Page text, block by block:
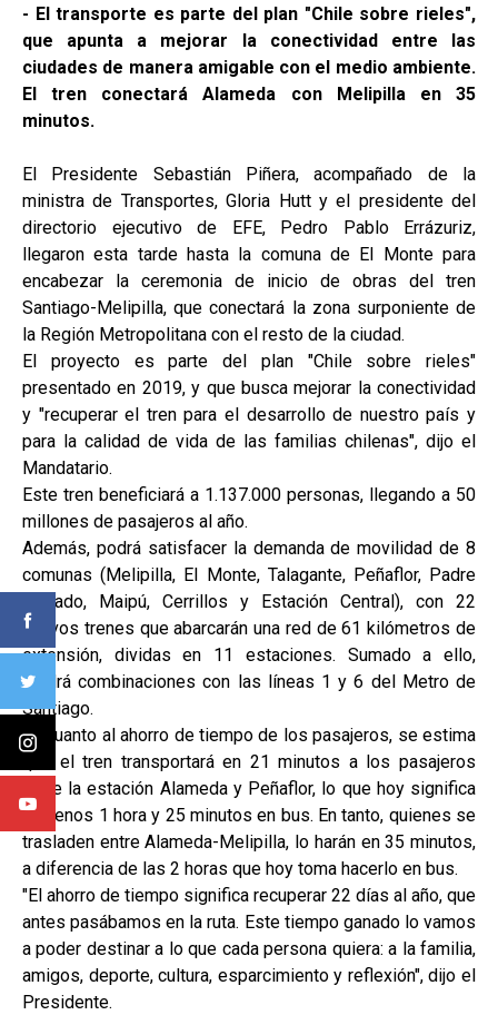
- El transporte es parte del plan "Chile sobre rieles",
que apunta a mejorar la conectividad entre las
ciudades de manera amigable con el medio ambiente.
El tren conectará Alameda con Melipilla en 35
minutos.
El Presidente Sebastián Piñera, acompañado de la
ministra de Transportes, Gloria Hutt y el presidente del
directorio ejecutivo de EFE, Pedro Pablo Errázuriz,
llegaron esta tarde hasta la comuna de El Monte para
encabezar la ceremonia de inicio de obras del tren
Santiago-Melipilla, que conectará la zona surponiente de
la Región Metropolitana con el resto de la ciudad.
El proyecto es parte del plan "Chile sobre rieles"
presentado en 2019, y que busca mejorar la conectividad
y "recuperar el tren para el desarrollo de nuestro país y
para la calidad de vida de las familias chilenas", dijo el
Mandatario.
Este tren beneficiará a 1.137.000 personas, llegando a 50
millones de pasajeros al año.
Además, podrá satisfacer la demanda de movilidad de 8
comunas (Melipilla, El Monte, Talagante, Peñaflor, Padre
Hurtado, Maipú, Cerrillos y Estación Central), con 22
nuevos trenes que abarcarán una red de 61 kilómetros de
extensión, dividas en 11 estaciones. Sumado a ello,
tendrá combinaciones con las líneas 1 y 6 del Metro de
Santiago.
En cuanto al ahorro de tiempo de los pasajeros, se estima
que el tren transportará en 21 minutos a los pasajeros
entre la estación Alameda y Peñaflor, lo que hoy significa
al menos 1 hora y 25 minutos en bus. En tanto, quienes se
trasladen entre Alameda-Melipilla, lo harán en 35 minutos,
a diferencia de las 2 horas que hoy toma hacerlo en bus.
"El ahorro de tiempo significa recuperar 22 días al año, que
antes pasábamos en la ruta. Este tiempo ganado lo vamos
a poder destinar a lo que cada persona quiera: a la familia,
amigos, deporte, cultura, esparcimiento y reflexión", dijo el
Presidente.